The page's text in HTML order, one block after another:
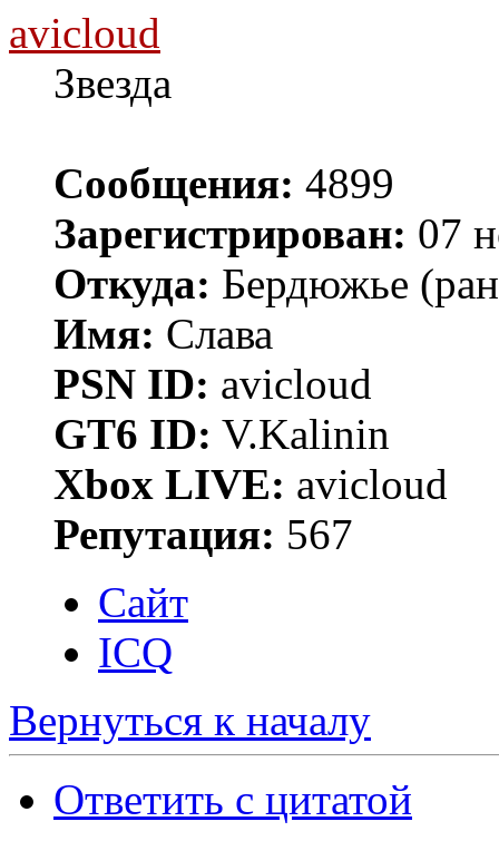
avicloud
Звезда
Сообщения: 4899
Зарегистрирован: 07
Откуда: Бердюжье
Имя: Слава
PSN ID: avicloud
GT6 ID: V.Kalinin
Xbox LIVE: avicloud
Репутация: 567
Сайт
ICQ
Вернуться к началу
Ответить с цитатой